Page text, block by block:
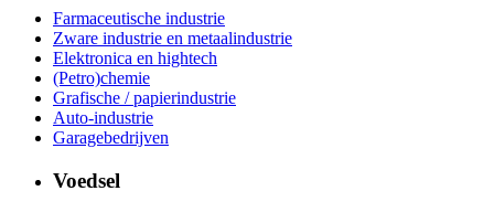
Farmaceutische industrie
Zware industrie en metaalindustrie
Elektronica en hightech
(Petro)chemie
Grafische / papierindustrie
Auto-industrie
Garagebedrijven
Voedsel